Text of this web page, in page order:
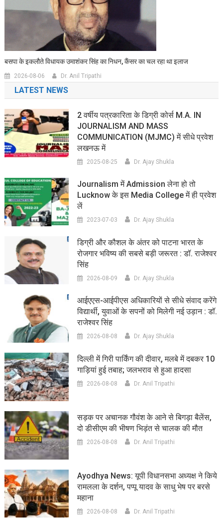
बसपा के इकलौते विधायक उमाशंकर सिंह का निधन, कैंसर का चल रहा था इलाज
2026-08-06 Dr. Anil Tripathi
LATEST NEWS
2 वर्षीय पत्रकारिता के डिग्री कोर्स M.A. IN
JOURNALISM AND MASS
COMMUNICATION (MJMC) में सीधे प्रवेश
लखनऊ में
2025-08-25 Dr. Ajay Shukla
Journalism में Admission लेना हो तो
Lucknow के इस Media College में ही प्रवेश
लें
2023-07-03 Dr. Ajay Shukla
डिग्री और कौशल के अंतर को पाटना भारत के
रोजगार भविष्य की सबसे बड़ी जरूरत : डॉ. राजेश्वर
सिंह
2026-08-09 Dr. Ajay Shukla
आईएएस-आईपीएस अधिकारियों से सीधे संवाद करेंगे
विद्यार्थी, युवाओं के सपनों को मिलेगी नई उड़ान : डॉ.
राजेश्वर सिंह
2026-08-08 Dr. Ajay Shukla
दिल्ली में गिरी पार्किंग की दीवार, मलबे में दबकर 10
गाड़ियां हुई तबाह; जलभराव से हुआ हादसा
2026-08-08 Dr. Anil Tripathi
सड़क पर अचानक गौवंश के आने से बिगड़ा बैलेंस,
दो डीसीएम की भीषण भिड़ंत से चालक की मौत
2026-08-08 Dr. Anil Tripathi
Ayodhya News: यूपी विधानसभा अध्यक्ष ने किये
रामलला के दर्शन, पप्पू यादव के साधु भेष पर बरसे
महाना
2026-08-08 Dr. Anil Tripathi